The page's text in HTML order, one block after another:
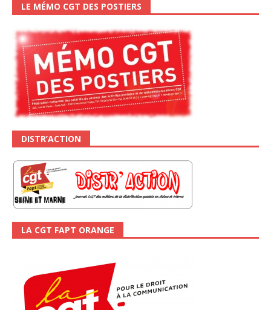
LE MÉMO CGT DES POSTIERS
DISTR’ACTION
LA CGT FAPT ORANGE